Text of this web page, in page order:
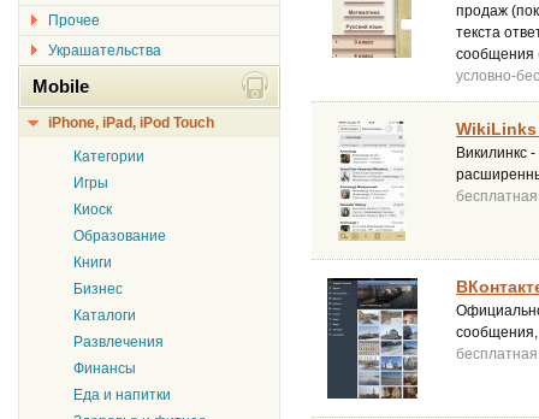
продаж
текста
сообщения
условно-
WikiLinks
Викилинкс
бесплатная
сообщения,
бесплатная
Прочее
Украшательства
Mobile
iPhone, iPad, iPod Touch
Категории
Игры
Киоск
Образование
Книги
Бизнес
Каталоги
Развлечения
Финансы
Еда и напитки